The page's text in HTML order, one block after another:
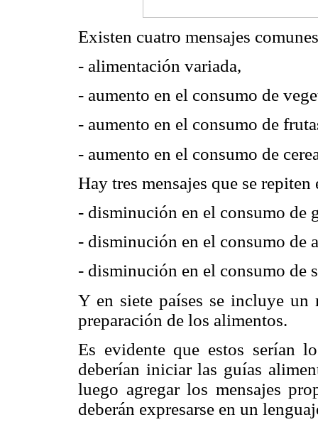
Existen cuatro mensajes
- alimentación variada,
- aumento en el consumo de
- aumento en el consumo de
- aumento en el consumo de
Hay tres mensajes que se
- disminución en el consumo de
- disminución en el consumo de
- disminución en el consumo de
Y en siete países se incluye un
preparación de los alimentos.
Es evidente que estos serían
deberían iniciar las guías
luego agregar los mensajes
deberán expresarse en un